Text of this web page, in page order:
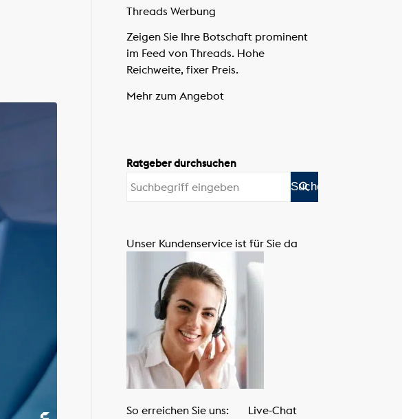
Threads Werbung
Zeigen Sie Ihre Botschaft prominent
im Feed von Threads. Hohe
Reichweite, fixer Preis.
Mehr zum Angebot
Ratgeber durchsuchen
Unser Kundenservice ist für Sie da
So erreichen Sie uns:
Live-Chat